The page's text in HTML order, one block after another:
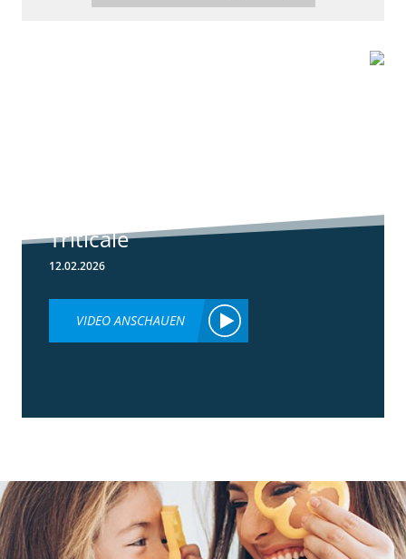
Triticale
12.02.2026
VIDEO ANSCHAUEN